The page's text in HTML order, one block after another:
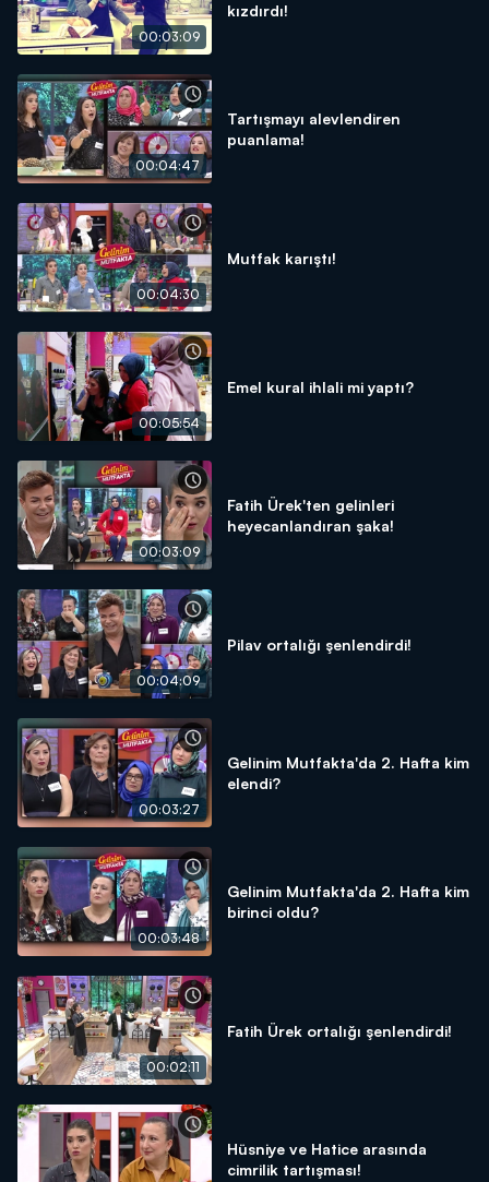
00:03:09
kızdırdı!
00:04:47
Tartışmayı alevlendiren
puanlama!
00:04:30
Mutfak karıştı!
00:05:54
Emel kural ihlali mi yaptı?
00:03:09
Fatih Ürek'ten gelinleri
heyecanlandıran şaka!
00:04:09
Pilav ortalığı şenlendirdi!
00:03:27
Gelinim Mutfakta'da 2. Hafta kim
elendi?
00:03:48
Gelinim Mutfakta'da 2. Hafta kim
birinci oldu?
00:02:11
Fatih Ürek ortalığı şenlendirdi!
Hüsniye ve Hatice arasında
cimrilik tartışması!